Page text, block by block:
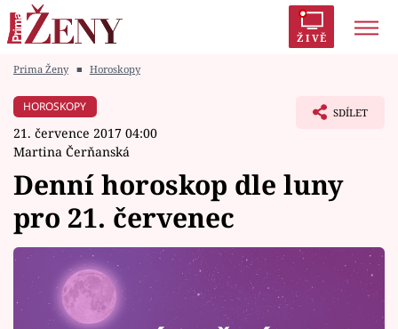
ŽIVĚ
Módní alarm
Témata
Celebrity
Vztahy
Prima Ženy ■ Horoskopy
HOROSKOPY
21. července 2017 04:00
Martina Čerňanská
SDÍLET
Denní horoskop dle luny
pro 21. červenec